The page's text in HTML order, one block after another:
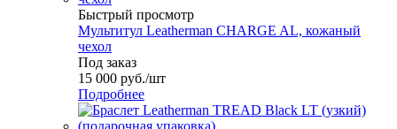
Быстрый просмотр
Мультитул Leatherman CHARGE AL, кожаный
чехол
Под заказ
15 000 руб./шт
Подробнее